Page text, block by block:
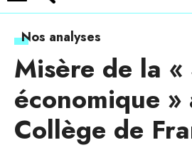
Nos analyses
Misère de la «
économique »
Collège de